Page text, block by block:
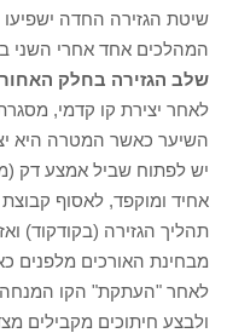
שיטת הגזירה החדה
המהלכים אחד אחרי השני
שלב הגזירה בחלק
לאחר יצירת קו קדמי,
השיער כאשר המטרה היא
יש לפתוח שביל אמצע דק
אחיד ומוקפד, לאסוף
תהליך הגזירה (בקודקוד)
מבחינת האורכים מלפנים
לאחר "העתקת" הקו המנחה
ולבצע חיתוכים מקבילים